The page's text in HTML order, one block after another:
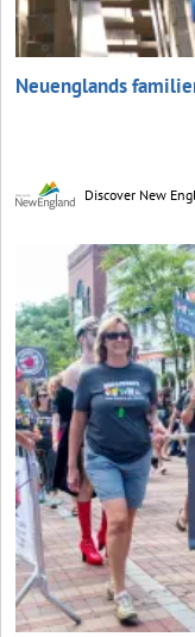
Neuenglands
Discover New